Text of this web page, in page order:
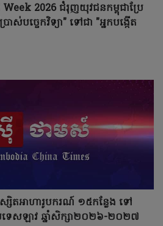
Week 2026 ជំរុញយុវជនកម្ពុជាប្រែ
ាស់បច្ចេកវិទ្យា" ទៅជា "អ្នកបង្កើត
សិតអាហារូបករណ៍ ១៥កន្លែង ទៅ
រទេសឡាវ ឆ្នាំសិក្សា២០២៦-២០២៧